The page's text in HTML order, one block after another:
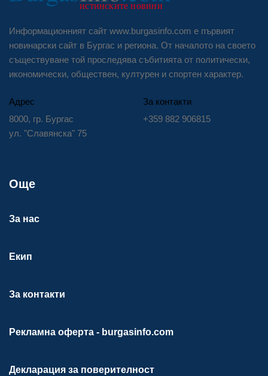
Информационният сайт www.burgasinfo.com е първият
новинарски сайт в Бургас и региона. От началото на своето
съществуване той проследява събитията от политически,
икономически, обществен, културен и спортен характер.
Адрес
8000, гр. Бургас
ул. "Славянска" 75
За контакти
+359 882 906815
Още
За нас
Екип
За контакти
Рекламна оферта - burgasinfo.com
Декларация за поверителност